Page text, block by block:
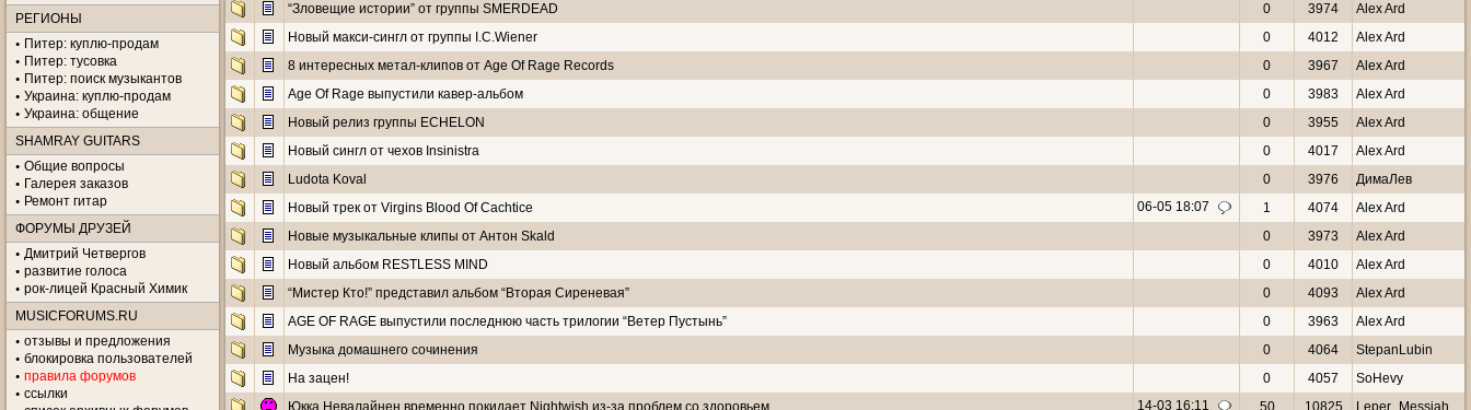
РЕГИОНЫ
Питер: куплю-продам
Питер: тусовка
Питер: поиск музыкантов
Украина: куплю-продам
Украина: общение
SHAMRAY GUITARS
Общие вопросы
Галерея заказов
Ремонт гитар
ФОРУМЫ ДРУЗЕЙ
Дмитрий Четвергов
развитие голоса
рок-лицей Красный Химик
MUSICFORUMS.RU
отзывы и предложения
блокировка пользователей
правила форумов
ссылки
“Зловещие истории” от группы SMERDEAD
0 3974
Alex Ard
Новый макси-сингл от группы I.C.Wiener
0 4012
Alex Ard
8 интересных метал-клипов от Age Of Rage Records
0 3967
Alex Ard
Age Of Rage выпустили кавер-альбом
0 3983
Alex Ard
Новый релиз группы ECHELON
0 3955
Alex Ard
Новый сингл от чехов Insinistra
0 4017
Alex Ard
Ludota Koval
0 3976
ДимаЛев
Новый трек от Virgins Blood Of Cachtice
06-05 18:07 1 4074
Alex Ard
Новые музыкальные клипы от Антон Skald
0 3973
Alex Ard
Новый альбом RESTLESS MIND
0 4010
Alex Ard
“Мистер Кто!” представил альбом “Вторая Сиреневая”
0 4093
Alex Ard
AGE OF RAGE выпустили последнюю часть трилогии “Ветер Пустынь”
0 3963
Alex Ard
Музыка домашнего сочинения
0 4064
StepanLubin
На зацен!
0 4057
SoHevy
Юкка Невалайнен временно покидает Nightwish из-за проблем со здоровьем
14-03 16:11 50 10825
Leper_Messiah